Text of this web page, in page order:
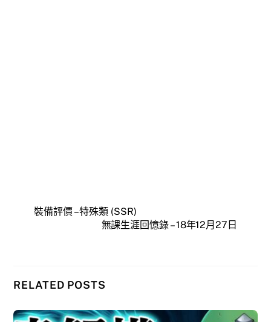
裝備評價 – 特殊類 (SSR)
無課生涯回憶錄 – 18年12月27日
RELATED POSTS